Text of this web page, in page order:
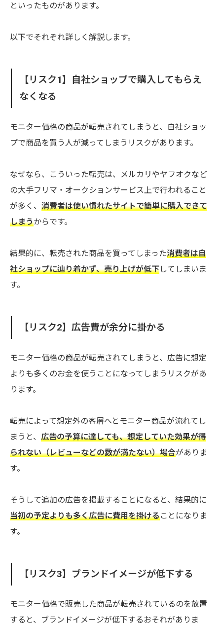
といったものがあります。
以下でそれぞれ詳しく解説します。
【リスク1】自社ショップで購入してもらえ
なくなる
モニター価格の商品が転売されてしまうと、自社ショッ
プで商品を買う人が減ってしまうリスクがあります。
なぜなら、こういった転売は、メルカリやヤフオクなど
の大手フリマ・オークションサービス上で行われること
が多く、 消費者は使い慣れたサイトで簡単に購入できて
しまうからです。
結果的に、転売された商品を買ってしまった消費者は自
社ショップに辿り着かず、売り上げが低下してしまいま
す。
【リスク2】広告費が余分に掛かる
モニター価格の商品が転売されてしまうと、広告に想定
よりも多くのお金を使うことになってしまうリスクがあ
ります。
転売によって想定外の客層へとモニター商品が流れてし
まうと、 広告の予算に達しても、想定していた効果が得
られない（レビューなどの数が満たない）場合がありま
す。
そうして追加の広告を掲載することになると、結果的に
当初の予定よりも多く広告に費用を掛けることになりま
す。
【リスク3】ブランドイメージが低下する
モニター価格で販売した商品が転売されているのを放置
すると、ブランドイメージが低下するおそれがありま